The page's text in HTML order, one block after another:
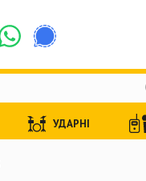
УДАРНІ